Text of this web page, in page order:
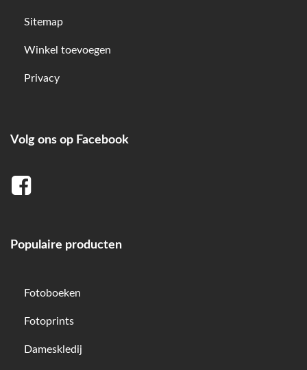
Sitemap
Winkel toevoegen
Privacy
Volg ons op Facebook
Populaire producten
Fotoboeken
Fotoprints
Dameskledij